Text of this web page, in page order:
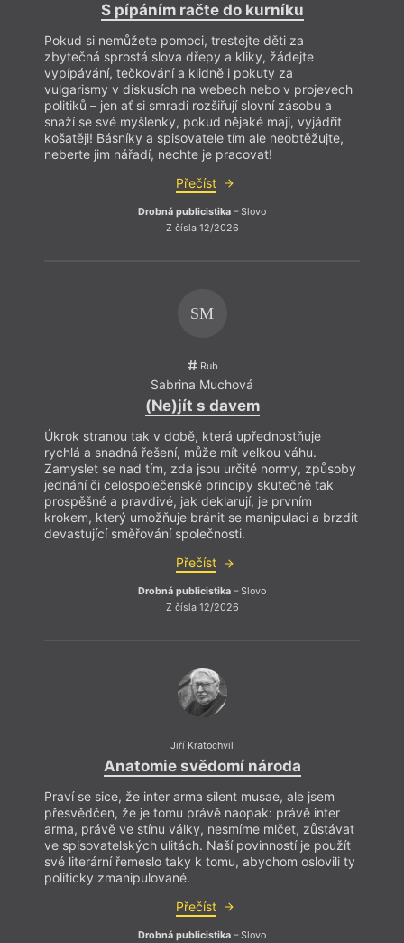
S pípáním račte do kurníku
Pokud si nemůžete pomoci, trestejte děti za
zbytečná sprostá slova dřepy a kliky, žádejte
vypípávání, tečkování a klidně i pokuty za
vulgarismy v diskusích na webech nebo v projevech
politiků – jen ať si smradi rozšiřují slovní zásobu a
snaží se své myšlenky, pokud nějaké mají, vyjádřit
košatěji! Básníky a spisovatele tím ale neobtěžujte,
neberte jim nářadí, nechte je pracovat!
Přečíst
Drobná publicistika – Slovo
Z čísla 12/2026
SM
Rub
Sabrina Muchová
(Ne)jít s davem
Úkrok stranou tak v době, která upřednostňuje
rychlá a snadná řešení, může mít velkou váhu.
Zamyslet se nad tím, zda jsou určité normy, způsoby
jednání či celospolečenské principy skutečně tak
prospěšné a pravdivé, jak deklarují, je prvním
krokem, který umožňuje bránit se manipulaci a brzdit
devastující směřování společnosti.
Přečíst
Drobná publicistika – Slovo
Z čísla 12/2026
Jiří Kratochvil
Anatomie svědomí národa
Praví se sice, že inter arma silent musae, ale jsem
přesvědčen, že je tomu právě naopak: právě inter
arma, právě ve stínu války, nesmíme mlčet, zůstávat
ve spisovatelských ulitách. Naší povinností je použít
své literární řemeslo taky k tomu, abychom oslovili ty
politicky zmanipulované.
Přečíst
Drobná publicistika – Slovo